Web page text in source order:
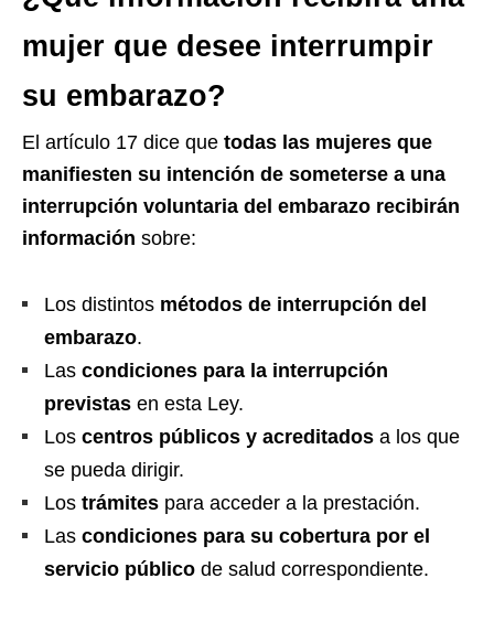
mujer que desee interrumpir
su embarazo?
El artículo 17 dice que todas las mujeres que
manifiesten su intención de someterse a una
interrupción voluntaria del embarazo recibirán
información sobre:
Los distintos métodos de interrupción del
embarazo.
Las condiciones para la interrupción
previstas en esta Ley.
Los centros públicos y acreditados a los que
se pueda dirigir.
Los trámites para acceder a la prestación.
Las condiciones para su cobertura por el
servicio público de salud correspondiente.